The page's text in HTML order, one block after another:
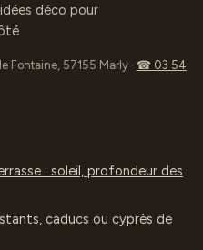
déco pour
Fontaine, 57155 Marly · ☎ 03 54
: soleil, profondeur des
caducs ou cyprès de